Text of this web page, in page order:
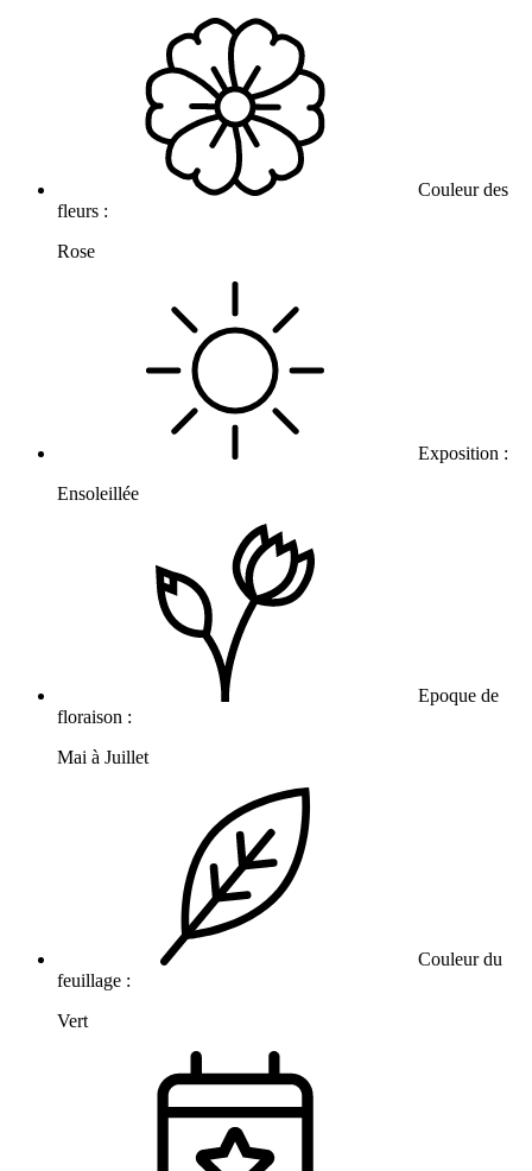
Couleur des
fleurs :
Rose
Exposition :
Ensoleillée
Epoque de
floraison :
Mai à Juillet
Couleur du
feuillage :
Vert